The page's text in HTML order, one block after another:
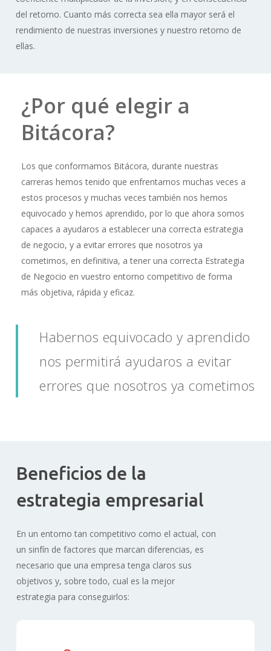
del retorno. Cuanto más correcta sea ella mayor será el
rendimiento de nuestras inversiones y nuestro retorno de
ellas.
¿Por qué elegir a
Bitácora?
Los que conformamos Bitácora, durante nuestras
carreras hemos tenido que enfrentarnos muchas veces a
estos procesos y muchas veces también nos hemos
equivocado y hemos aprendido, por lo que ahora somos
capaces a ayudaros a establecer una correcta estrategia
de negocio, y a evitar errores que nosotros ya
cometimos, en definitiva, a tener una correcta Estrategia
de Negocio en vuestro entorno competitivo de forma
más objetiva, rápida y eficaz.
Habernos equivocado y aprendido
nos permitirá ayudaros a evitar
errores que nosotros ya cometimos
Beneficios de la
estrategia empresarial
En un entorno tan competitivo como el actual, con
un sinfín de factores que marcan diferencias, es
necesario que una empresa tenga claros sus
objetivos y, sobre todo, cual es la mejor
estrategia para conseguirlos: